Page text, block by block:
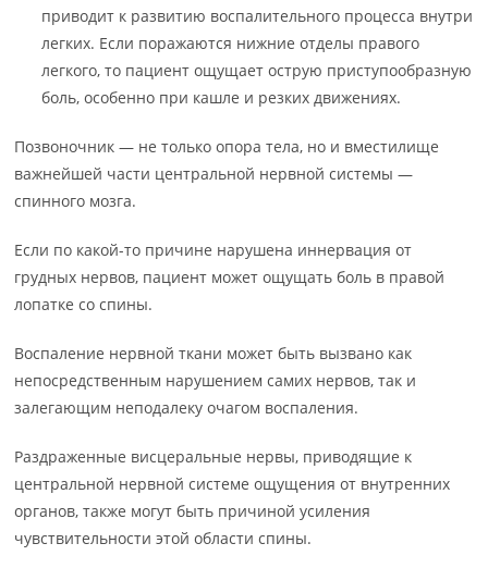
приводит к развитию воспалительного процесса внутри
легких. Если поражаются нижние отделы правого
легкого, то пациент ощущает острую приступообразную
боль, особенно при кашле и резких движениях.
Позвоночник — не только опора тела, но и вместилище
важнейшей части центральной нервной системы —
спинного мозга.
Если по какой-то причине нарушена иннервация от
грудных нервов, пациент может ощущать боль в правой
лопатке со спины.
Воспаление нервной ткани может быть вызвано как
непосредственным нарушением самих нервов, так и
залегающим неподалеку очагом воспаления.
Раздраженные висцеральные нервы, приводящие к
центральной нервной системе ощущения от внутренних
органов, также могут быть причиной усиления
чувствительности этой области спины.